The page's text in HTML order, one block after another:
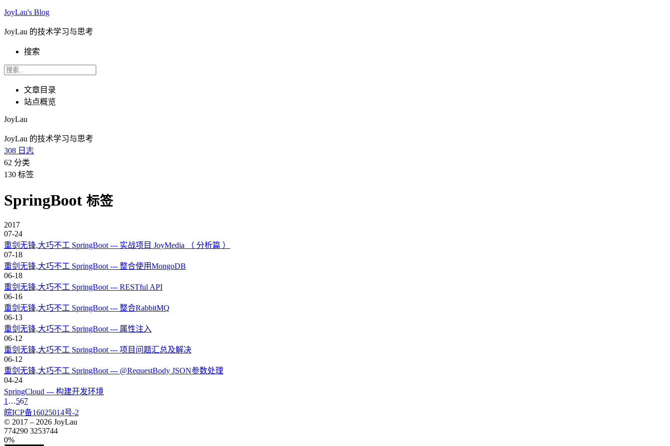
JoyLau's Blog
JoyLau 的技术学习与思考
搜索
文章目录
站点概览
JoyLau
JoyLau 的技术学习与思考
308 日志
62 分类
130 标签
SpringBoot 标签
2017
07-24
重剑无锋,大巧不工 SpringBoot --- 实战项目 JoyMedia （ 分析篇 ）
07-18
重剑无锋,大巧不工 SpringBoot --- 整合使用MongoDB
06-18
重剑无锋,大巧不工 SpringBoot --- RESTful API
06-16
重剑无锋,大巧不工 SpringBoot --- 整合RabbitMQ
06-13
重剑无锋,大巧不工 SpringBoot --- 属性注入
06-12
重剑无锋,大巧不工 SpringBoot --- 项目问题汇总及解决
06-12
重剑无锋,大巧不工 SpringBoot --- @RequestBody JSON参数处理
04-24
SpringCloud --- 构建开发环境
1 …567
皖ICP备16025014号-2
© 2017 – 2026 JoyLau
774290 3253744
0%